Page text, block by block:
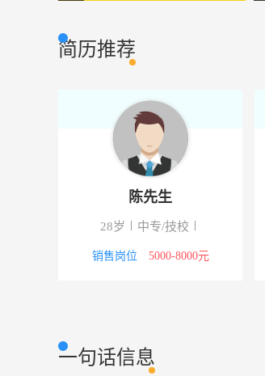
营业员 营业员
客户代表 销售岗位
抖音流量兼职 营业员
教师
服务员 餐饮服务
简历推荐
陈先生
28岁 中专/技校
销售岗位 5000-8000元
一句话信息